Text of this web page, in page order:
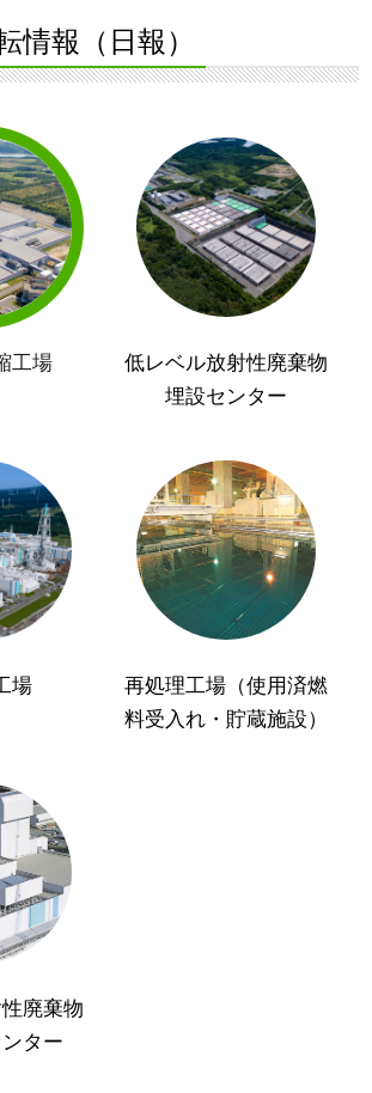
情報（日報）
工場
低レベル放射性廃棄物
埋設センター
場
再処理工場（使用済燃
料受入れ・貯蔵施設）
廃棄物
ター